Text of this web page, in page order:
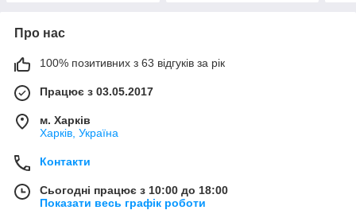
Про нас
100% позитивних з 63 відгуків за рік
Працює з 03.05.2017
м. Харків
Харків, Україна
Контакти
Сьогодні працює з 10:00 до 18:00
Показати весь графік роботи